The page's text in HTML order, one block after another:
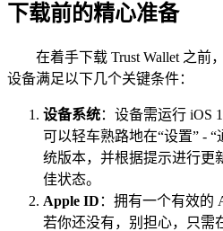
下载前的精心准备
在着手下载 Trust Wallet 之前
设备满足以下几个关键条件：
设备系统：设备需运行 iOS
可以轻车熟路地在“设置” - “
统版本，并根据提示进行更
佳状态。
Apple ID ：拥有一个有效的
若你还没有，别担心，只需